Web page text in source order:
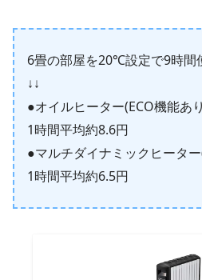
6畳の部屋を20℃設定で9時間
↓↓
●オイルヒーター(ECO機能あ
1時間平均約8.6円
●マルチダイナミックヒータ
1時間平均約6.5円